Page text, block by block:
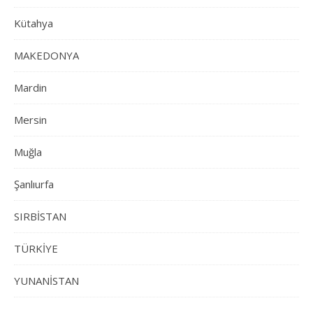
Kütahya
MAKEDONYA
Mardin
Mersin
Muğla
Şanlıurfa
SIRBİSTAN
TÜRKİYE
YUNANİSTAN